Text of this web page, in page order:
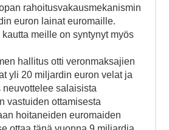
rahoitusvakausmekanismin
euron lainat euromaille.
meille on syntynyt myös
hallitus otti veronmaksajien
yli 20 miljardin euron velat ja
salaisista
vastuiden ottamisesta
hoitaneiden euromaiden